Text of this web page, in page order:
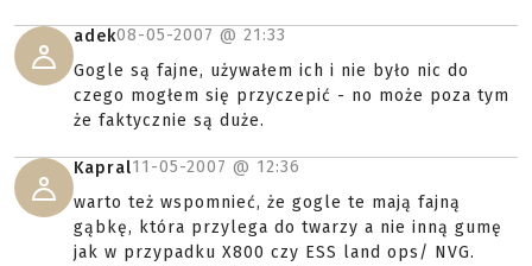
adek08-05-2007 @ 21:33
Gogle są fajne, używałem ich i nie było nic do
czego mogłem się przyczepić - no może poza tym
że faktycznie są duże.
Kapral11-05-2007 @ 12:36
warto też wspomnieć, że gogle te mają fajną
gąbkę, która przylega do twarzy a nie inną gumę
jak w przypadku X800 czy ESS land ops/ NVG.